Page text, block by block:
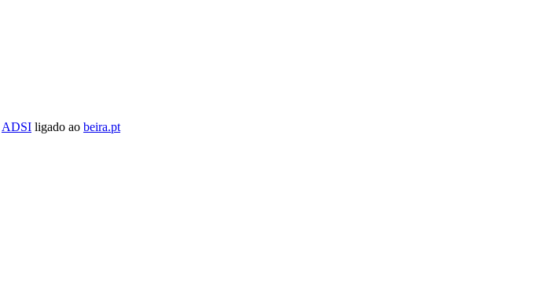
ADSI ligado ao beira.pt